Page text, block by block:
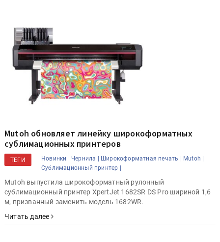
Mutoh обновляет линейку широкоформатных
сублимационных принтеров
ТЕГИ Новинки | Чернила | Широкоформатная печать | Mutoh |
Сублимационный принтер |
Mutoh выпустила широкоформатный рулонный
сублимационный принтер XpertJet 1682SR DS Pro шириной 1,6
м, призванный заменить модель 1682WR.
Читать далее